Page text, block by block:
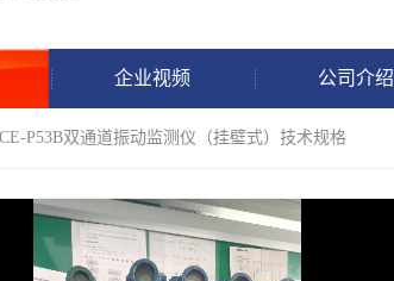
企业视频 公司介绍
P53B双通道振动监测仪（挂壁式）技术规格